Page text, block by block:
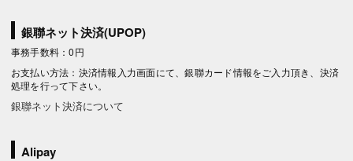
銀聯ネット決済(UPOP)
事務手数料：0円
お支払い方法：決済情報入力画面にて、銀聯カード情報をご入力頂き、決済
処理を行って下さい。
銀聯ネット決済について
Alipay